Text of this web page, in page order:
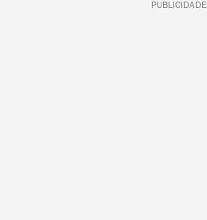
PUBLICIDADE